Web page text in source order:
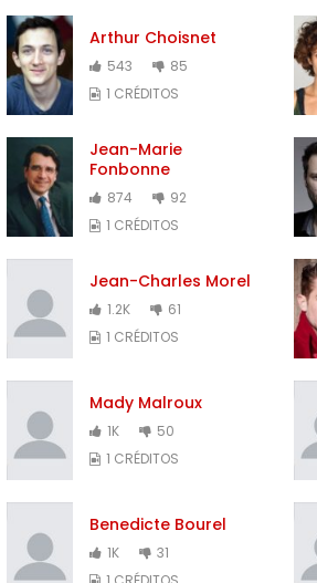
Arthur Choisnet
543
85
1 CRÉDITOS
Jean-Marie
Fonbonne
874
92
1 CRÉDITOS
Jean-Charles Morel
1.2K
61
1 CRÉDITOS
Mady Malroux
1K
50
1 CRÉDITOS
Benedicte Bourel
1K
31